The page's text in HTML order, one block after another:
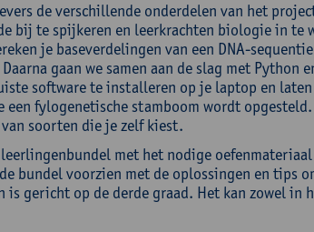
de verschillende onderdelen van het
bij te spijkeren en leerkrachten biologie in te
je baseverdelingen van een DNA-
gaan we samen aan de slag met Python
software te installeren op je laptop en laten
een fylogenetische stamboom wordt
soorten die je zelf kiest.
met het nodige
bundel voorzien met de oplossingen en tips
gericht op de derde graad. Het kan zowel in